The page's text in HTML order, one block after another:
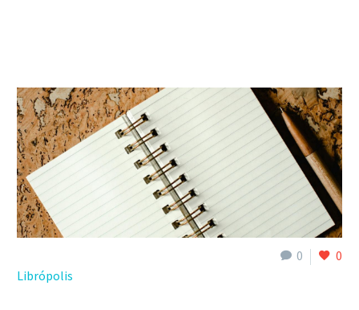
0
0
Librópolis